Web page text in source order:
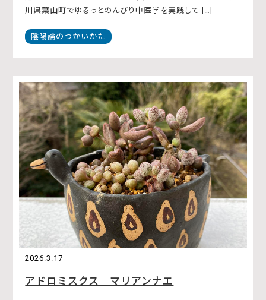
川県葉山町でゆるっとのんびり中医学を実践して […]
陰陽論のつかいかた
2026.3.17
アドロミスクス マリアンナエ